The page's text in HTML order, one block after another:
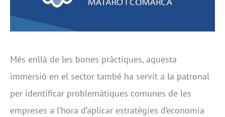
Més enllà de les bones pràctiques, aquesta
immersió en el sector també ha servit a la patronal
per identificar problemàtiques comunes de les
empreses a l’hora d’aplicar estratègies d’economia